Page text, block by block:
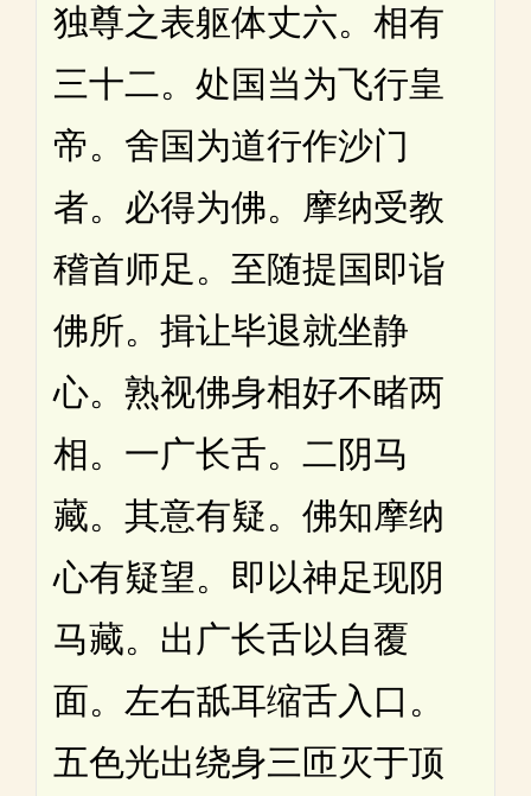
独尊之表躯体丈六。相有
三十二。处国当为飞行皇
帝。舍国为道行作沙门
者。必得为佛。摩纳受教
稽首师足。至随提国即诣
佛所。揖让毕退就坐静
心。熟视佛身相好不睹两
相。一广长舌。二阴马
藏。其意有疑。佛知摩纳
心有疑望。即以神足现阴
马藏。出广长舌以自覆
面。左右舐耳缩舌入口。
五色光出绕身三匝灭于顶